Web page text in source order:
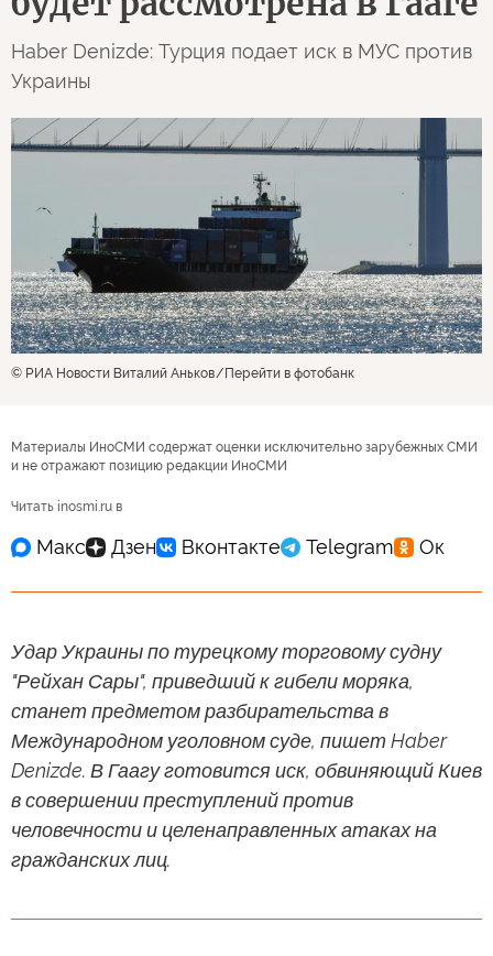
Haber Denizde: Турция подает иск в МУС против
Украины
© РИА Новости Виталий Аньков Перейти в фотобанк
Материалы ИноСМИ содержат оценки исключительно зарубежных СМИ
и не отражают позицию редакции ИноСМИ
Читать inosmi.ru в
Удар Украины по турецкому торговому судну
"Рейхан Сары", приведший к гибели моряка,
станет предметом разбирательства в
Международном уголовном суде, пишет Haber
Denizde. В Гаагу готовится иск, обвиняющий Киев
в совершении преступлений против
человечности и целенаправленных атаках на
гражданских лиц.